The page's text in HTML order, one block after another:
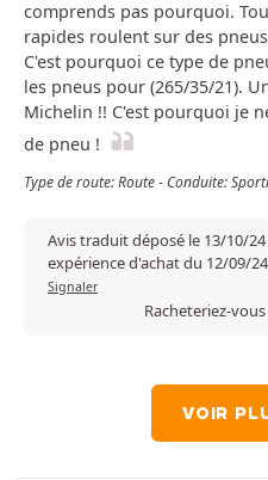
comprends pas pourquoi.
rapides roulent sur des
C'est pourquoi ce type de
les pneus pour (265/35/21).
Michelin !! C'est pourquoi je
de pneu !
Type de route: Route - Conduite:
Avis traduit déposé le 13/10/
expérience d'achat du 12/09/24
Signaler
Racheteriez-
VOIR